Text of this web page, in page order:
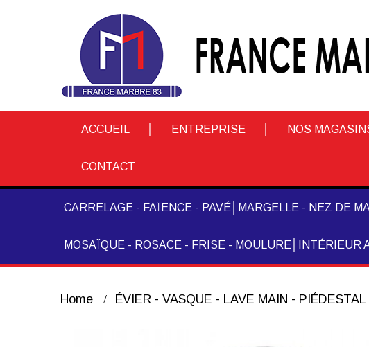
ACCUEIL ENTREPRISE NOS
CONTACT
CARRELAGE - FAÏENCE - PAVÉ MARGELLE - NEZ DE
MOSAÏQUE - ROSACE - FRISE - MOULURE INTÉRIEUR
Home ÉVIER - VASQUE - LAVE MAIN -